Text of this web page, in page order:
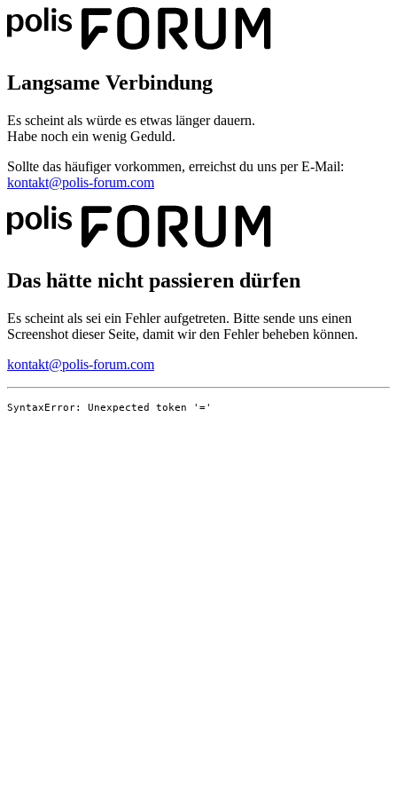
Langsame Verbindung
Es scheint als würde es etwas länger dauern.
Habe noch ein wenig Geduld.
Sollte das häufiger vorkommen, erreichst du uns per E-Mail:
kontakt@polis-forum.com
Das hätte nicht passieren dürfen
Es scheint als sei ein Fehler aufgetreten. Bitte sende uns einen
Screenshot dieser Seite, damit wir den Fehler beheben können.
kontakt@polis-forum.com
SyntaxError: Unexpected token '='